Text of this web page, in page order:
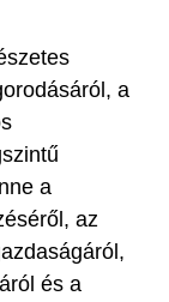
a
a
az
és a